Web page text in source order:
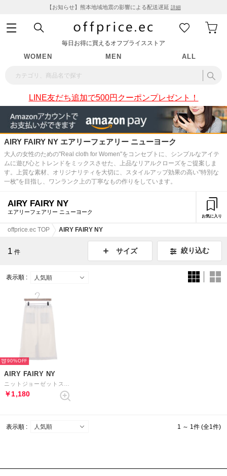
【お知らせ】熊本地域地震の影響による配送遅延 詳細
毎日お得に買えるオフプライスストア
WOMEN MEN ALL
LINE友だち追加で500円クーポンプレゼント！
AIRY FAIRY NY エアリーフェアリー ニューヨーク
大人の女性のための"Real cloth for Women"をコンセプトに、シンプルなアイテ
ムに遊び心とトレンドをミックスさせた、上品なリアルクローズをご提案しま
す。上質な素材、オリジナリティを大切に、スタイルアップ効果の高い"特別な
一枚"を目指し、ワンランク上の丁寧なもの作りをしています。
AIRY FAIRY NY
エアリーフェアリー ニューヨーク
お気に入り
offprice.ec TOP AIRY FAIRY NY
1 件 サイズ 絞り込む
表示順 :
90%
AIRY FAIRY NY
￥1,180
表示順 : 1 ～ 1件 (全1件)